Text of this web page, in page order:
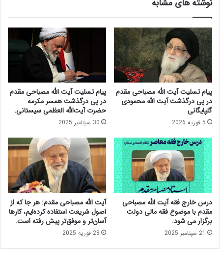
م
م
ق
ا
ب
ل
ه
ب
ا
ک
ر
و
ن
ا
ب
ا
ی
د
ب
ه
ن
ل‌
ق
:
ب
ی
ش
ت
ر
ی
ن
ب
ح
ث
د
ر
ن
ش
س
ت
ر
ئ
ی
ج
پیام تسلیت آیت الله مصباحی مقدم
در پی درگذشت آیت الله محمودی
گلپایگانی
5 فوریه 2026
پیام تسلیت آیت الله مصباحی مقدم
در پی درگذشت همسر مکرمه
حضرت آیت‌الله العظمی سیستانی.
30 سپتامبر 2025
درس خارج فقه آیت الله مصباحی
مقدم با موضوع فقه مالی دولت
برگزار می شود.
21 سپتامبر 2025
آیت الله مصباحی مقدم: هر جا که از
اصول شریعت استفاده کرده‌ایم، کارها
آسان‌تر و موفق‌تر پیش رفته است.
28 فوریه 2025